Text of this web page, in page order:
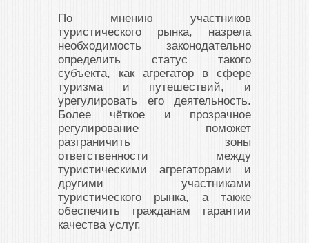
По мнению участников
туристического рынка, назрела
необходимость законодательно
определить статус такого
субъекта, как агрегатор в сфере
туризма и путешествий, и
урегулировать его деятельность.
Более чёткое и прозрачное
регулирование поможет
разграничить зоны
ответственности между
туристическими агрегаторами и
другими участниками
туристического рынка, а также
обеспечить гражданам гарантии
качества услуг.